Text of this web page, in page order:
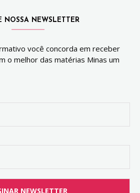
NOSSA NEWSLETTER
você concorda em receber
o melhor das matérias Minas um